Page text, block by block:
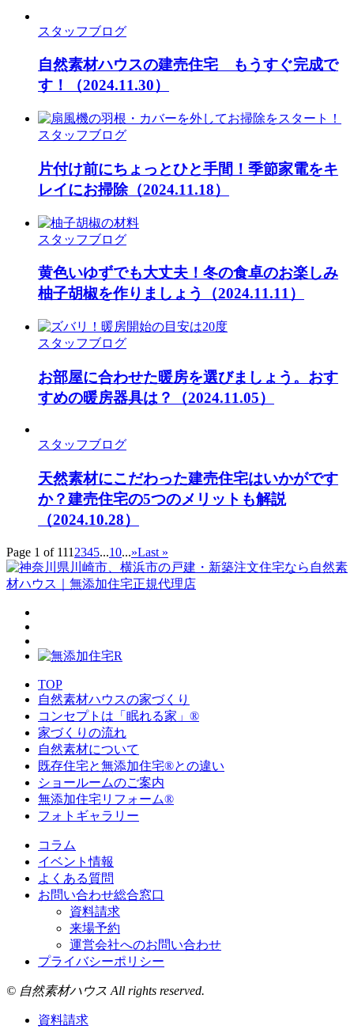
スタッフブログ
自然素材ハウスの建売住宅 もうすぐ完成で
す！
（2024.11.30）
スタッフブログ
片付け前にちょっとひと手間！季節家電をキ
レイにお掃除（2024.11.18）
スタッフブログ
黄色いゆずでも大丈夫！冬の食卓のお楽しみ
柚子胡椒を作りましょう
（2024.11.11）
スタッフブログ
お部屋に合わせた暖房を選びましょう。おす
すめの暖房器具は？
（2024.11.05）
スタッフブログ
天然素材にこだわった建売住宅はいかがです
か？建売住宅の5つのメリットも解説
（2024.10.28）
Page 1 of 111 2345...10...»Last »
TOP
自然素材ハウスの家づくり
コンセプトは「眠れる家」®
家づくりの流れ
自然素材について
既存住宅と無添加住宅®との違い
ショールームのご案内
無添加住宅リフォーム®
フォトギャラリー
コラム
イベント情報
よくある質問
お問い合わせ総合窓口
資料請求
来場予約
運営会社へのお問い合わせ
プライバシーポリシー
© 自然素材ハウス All rights reserved.
資料請求